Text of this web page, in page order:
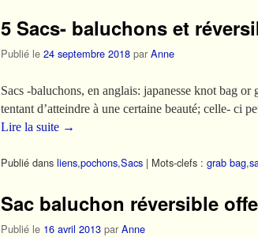
5 Sacs- baluchons et
Publié le 24 septembre 2018 par Anne
Sacs -baluchons, en anglais: japanesse knot bag
tentant d’atteindre à une certaine beauté; celle- ci
Lire la suite →
Publié dans liens,pochons,Sacs | Mots-clefs : grab bag,
Sac baluchon réversible
Publié le 16 avril 2013 par Anne